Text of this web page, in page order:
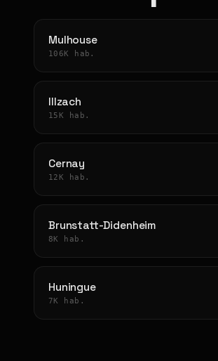
Mulhouse
106K hab.
Illzach
15K hab.
Cernay
12K hab.
Brunstatt-Didenheim
8K hab.
Huningue
7K hab.